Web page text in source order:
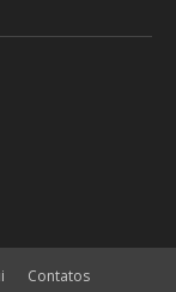
Contatos